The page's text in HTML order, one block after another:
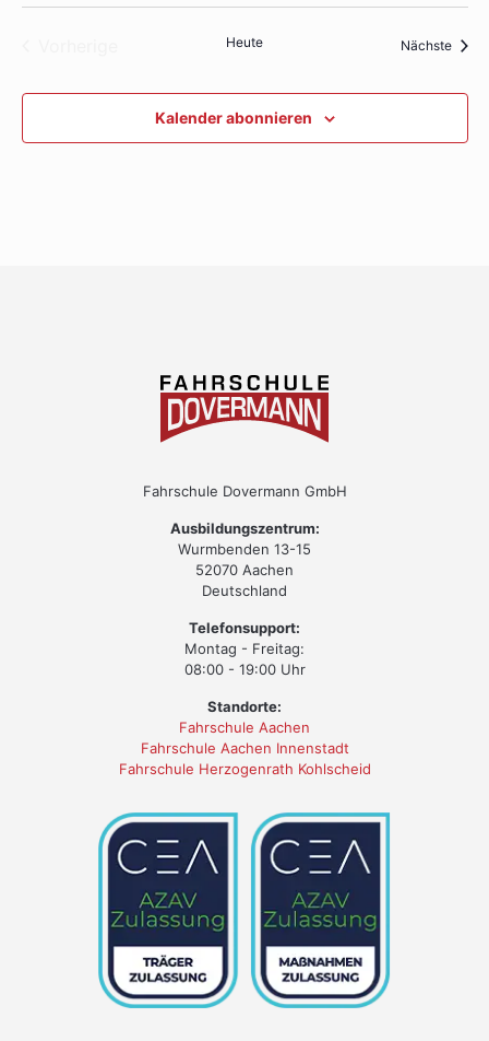
Heute Nächste
Kalender abonnieren
Fahrschule Dovermann GmbH
Ausbildungszentrum:
Wurmbenden 13-15
52070 Aachen
Deutschland
Telefonsupport:
Montag - Freitag:
08:00 - 19:00 Uhr
Standorte:
Fahrschule Aachen
Fahrschule Aachen Innenstadt
Fahrschule Herzogenrath Kohlscheid